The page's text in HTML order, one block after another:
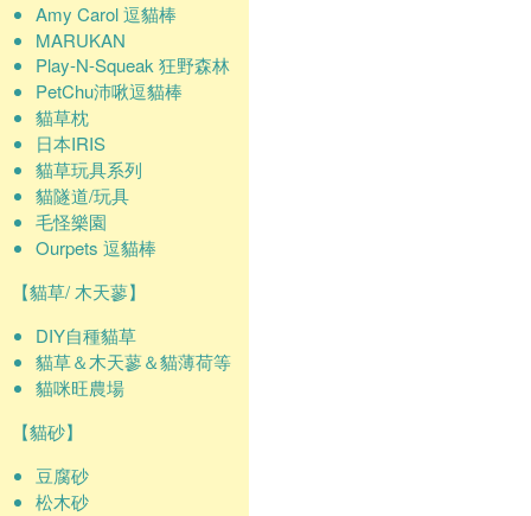
Amy Carol 逗貓棒
MARUKAN
Play-N-Squeak 狂野森林
PetChu沛啾逗貓棒
貓草枕
日本IRIS
貓草玩具系列
貓隧道/玩具
毛怪樂園
Ourpets 逗貓棒
【貓草/ 木天蓼】
DIY自種貓草
貓草＆木天蓼＆貓薄荷等
貓咪旺農場
【貓砂】
豆腐砂
松木砂